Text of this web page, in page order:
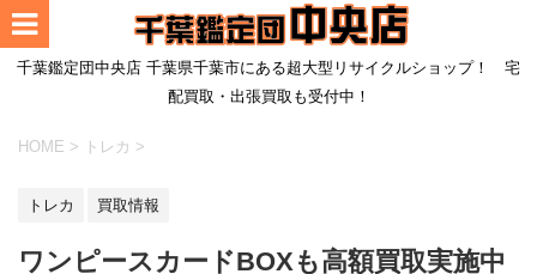
千葉鑑定団中央店 千葉県千葉市にある超大型リサイクルショップ！ 宅
配買取・出張買取も受付中！
HOME > トレカ >
トレカ 買取情報
ワンピースカードBOXも高額買取実施中